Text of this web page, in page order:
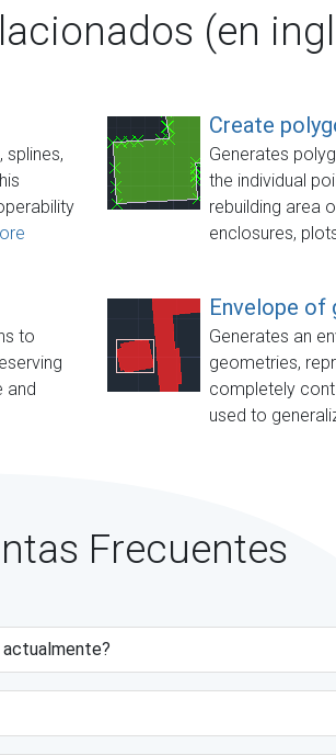
(en
Create
Generates
the individual
rebuilding area
enclosures,
to
and
Envelope of
Generates an
geometries,
completely
used to
Frecuentes
actualmente?